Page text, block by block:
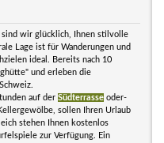
sind wir glücklich, Ihnen stilvolle
Lage ist für Wanderungen und
ideal. Bereits nach 10
und erleben die
auf der Südterrasse oder-
sollen Ihren Urlaub
stehen Ihnen kostenlos
zur Verfügung. Ein